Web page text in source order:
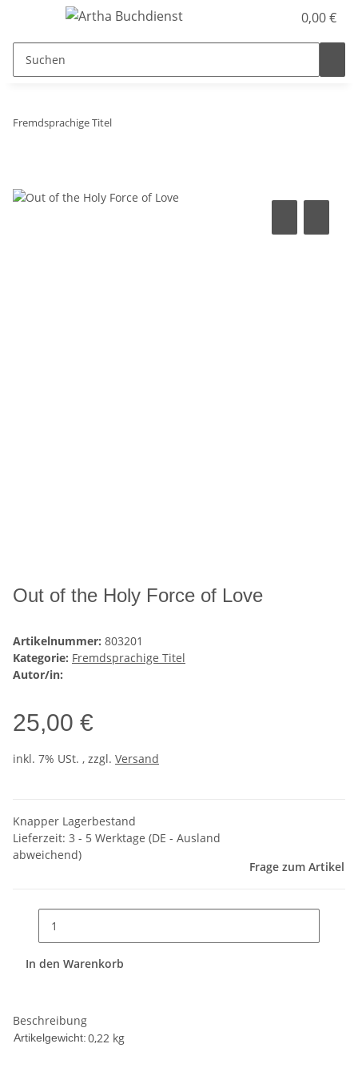
0,00 €
Fremdsprachige Titel
Out of the Holy Force of Love
Artikelnummer: 803201
Kategorie: Fremdsprachige Titel
Autor/in:
25,00 €
inkl. 7% USt. , zzgl. Versand
Knapper Lagerbestand
Lieferzeit: 3 - 5 Werktage (DE - Ausland
abweichend)
Frage zum Artikel
In den Warenkorb
Beschreibung
Artikelgewicht:0,22 kg